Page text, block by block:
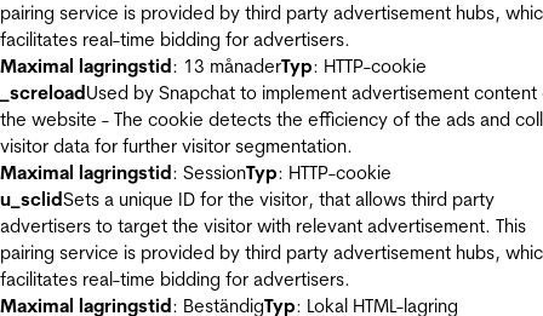
pairing service is provided by third party advertisement hubs,
facilitates real-time bidding for advertisers.
Maximal lagringstid: 13 månaderTyp: HTTP-cookie
_screloadUsed by Snapchat to implement advertisement content
the website - The cookie detects the efficiency of the ads and
visitor data for further visitor segmentation.
Maximal lagringstid: SessionTyp: HTTP-cookie
u_sclidSets a unique ID for the visitor, that allows third party
advertisers to target the visitor with relevant advertisement. This
pairing service is provided by third party advertisement hubs,
facilitates real-time bidding for advertisers.
Maximal lagringstid: BeständigTyp: Lokal HTML-lagring